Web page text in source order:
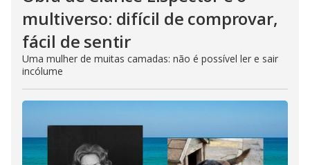
multiverso: difícil de comprovar,
fácil de sentir
Uma mulher de muitas camadas: não é possível ler e sair
incólume